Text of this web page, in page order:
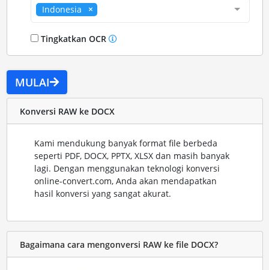
Indonesia
Tingkatkan OCR
MULAI
Konversi RAW ke DOCX
Kami mendukung banyak format file berbeda
seperti PDF, DOCX, PPTX, XLSX dan masih banyak
lagi. Dengan menggunakan teknologi konversi
online-convert.com, Anda akan mendapatkan
hasil konversi yang sangat akurat.
Bagaimana cara mengonversi RAW ke file DOCX?